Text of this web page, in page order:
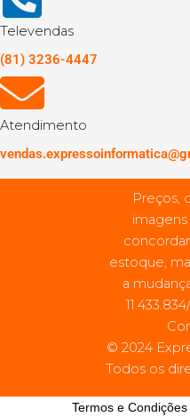
Televendas
(81) 3236-4447
Atendimento
Preços,
estoque,
a
© 2024
Todos os
Termos e Condições